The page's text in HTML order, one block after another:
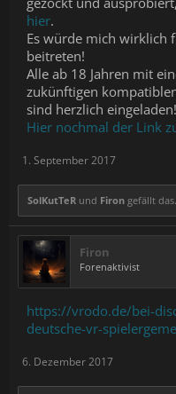
hier.
Es würde mich wirklich
beitreten!
Alle ab 18 Jahren mit
zukünftigen
sind herzlich eingeladen!
Hier nochmal der Link
1. September 2017
SolKutTeR und Firon gefällt das.
Firon
Forenaktivist
https://vrodo.de/bei-
deutsche-vr-
6. Dezember 2017